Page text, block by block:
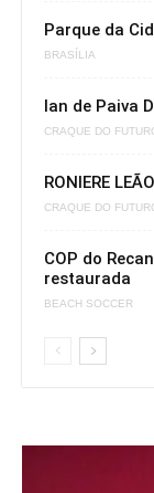
Parque da
BRASÍLIA
Ian de Paiva
CRAQUE DO
RONIERE
CRAQUE DO
COP do
restaurada
BEACH SOCCER